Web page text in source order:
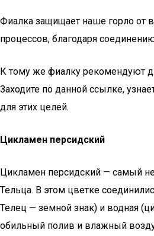
Фиалка защищает наше горло от
процессов, благодаря
К тому же фиалку рекомендуют
Заходите по данной ссылке,
для этих целей.
Цикламен персидский
Цикламен персидский — самый
Тельца. В этом цветке
Телец — земной знак) и водная
обильный полив и влажный